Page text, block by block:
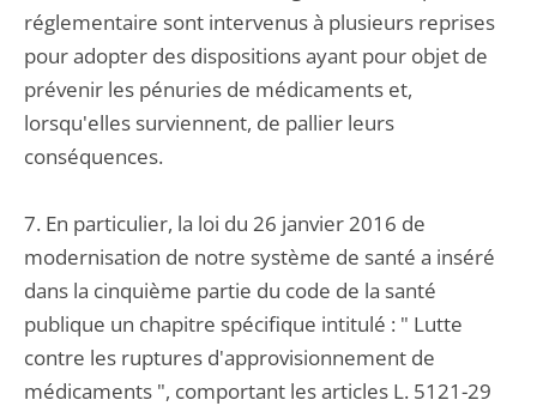
réglementaire sont intervenus à plusieurs reprises
pour adopter des dispositions ayant pour objet de
prévenir les pénuries de médicaments et,
lorsqu'elles surviennent, de pallier leurs
conséquences.
7. En particulier, la loi du 26 janvier 2016 de
modernisation de notre système de santé a inséré
dans la cinquième partie du code de la santé
publique un chapitre spécifique intitulé : " Lutte
contre les ruptures d'approvisionnement de
médicaments ", comportant les articles L. 5121-29